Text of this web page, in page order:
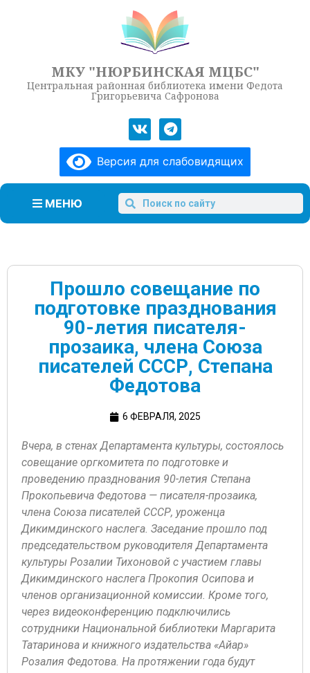
МКУ "НЮРБИНСКАЯ МЦБС"
Центральная районная библиотека имени Федота
Григорьевича Сафронова
Версия для слабовидящих
МЕНЮ
Прошло совещание по
подготовке празднования
90-летия писателя-
прозаика, члена Союза
писателей СССР, Степана
Федотова
6 ФЕВРАЛЯ, 2025
Вчера, в стенах Департамента культуры, состоялось
совещание оргкомитета по подготовке и
проведению празднования 90-летия Степана
Прокопьевича Федотова — писателя-прозаика,
члена Союза писателей СССР, уроженца
Дикимдинского наслега. Заседание прошло под
председательством руководителя Департамента
культуры Розалии Тихоновой с участием главы
Дикимдинского наслега Прокопия Осипова и
членов организационной комиссии. Кроме того,
через видеоконференцию подключились
сотрудники Национальной библиотеки Маргарита
Татаринова и книжного издательства «Айар»
Розалия Федотова. На протяжении года будут